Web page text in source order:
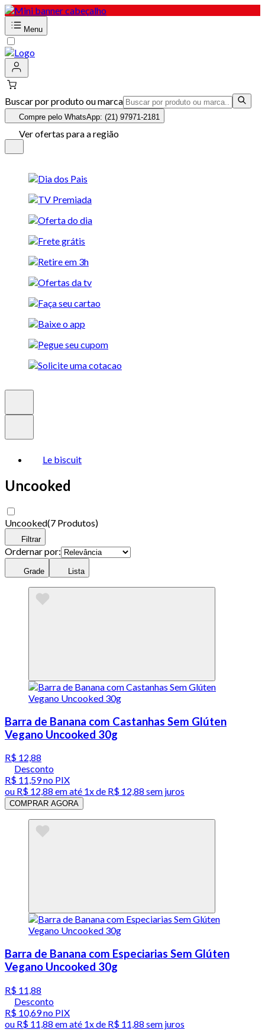
Menu
Buscar por produto ou marca
Compre pelo WhatsApp: (21) 97971-2181
Ver ofertas para a região
Le biscuit
Uncooked
Uncooked(7 Produtos)
Filtrar
Ordernar por:
Grade Lista
Barra de Banana com Castanhas Sem Glúten
Vegano Uncooked 30g
R$ 12,88
Desconto
R$ 11,59no PIX
ou R$ 12,88 em até 1x de R$ 12,88 sem juros
COMPRAR AGORA
Barra de Banana com Especiarias Sem Glúten
Vegano Uncooked 30g
R$ 11,88
Desconto
R$ 10,69no PIX
ou R$ 11,88 em até 1x de R$ 11,88 sem juros